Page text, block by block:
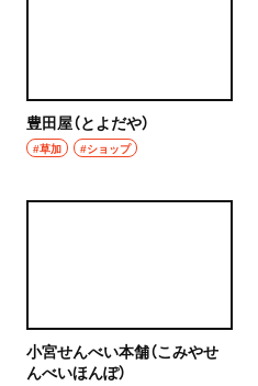
豊田屋（とよだや）
#草加 #ショップ
小宮せんべい本舗（こみやせ
んべいほんぽ）